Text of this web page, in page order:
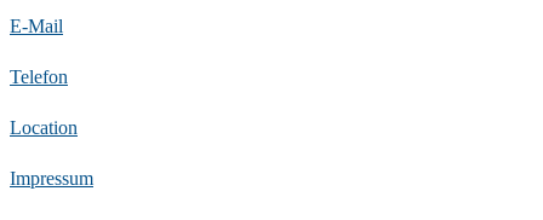
E-Mail
Telefon
Location
Impressum